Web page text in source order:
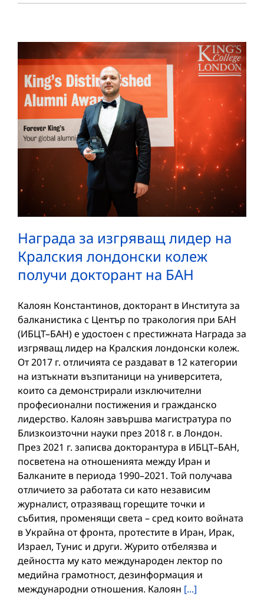
Награда за изгряващ лидер на
Кралския лондонски колеж
получи докторант на БАН
Калоян Константинов, докторант в Института за
балканистика с Център по тракология при БАН
(ИБЦТ–БАН) е удостоен с престижната Награда за
изгряващ лидер на Кралския лондонски колеж.
От 2017 г. отличията се раздават в 12 категории
на изтъкнати възпитаници на университета,
които са демонстрирали изключителни
професионални постижения и гражданско
лидерство. Калоян завършва магистратура по
Близкоизточни науки през 2018 г. в Лондон.
През 2021 г. записва докторантура в ИБЦТ–БАН,
посветена на отношенията между Иран и
Балканите в периода 1990–2021. Той получава
отличието за работата си като независим
журналист, отразяващ горещите точки и
събития, променящи света – сред които войната
в Украйна от фронта, протестите в Иран, Ирак,
Израел, Тунис и други. Журито отбелязва и
дейността му като международен лектор по
медийна грамотност, дезинформация и
международни отношения. Калоян [...]